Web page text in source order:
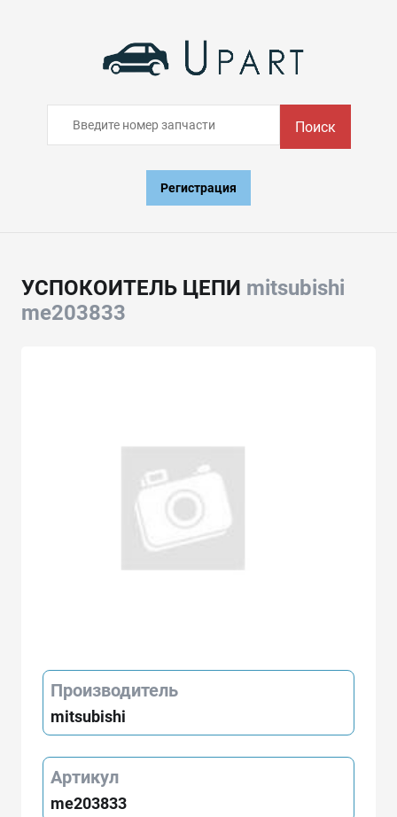
Поиск
Регистрация
УСПОКОИТЕЛЬ ЦЕПИ mitsubishi
me203833
Производитель
mitsubishi
Артикул
me203833